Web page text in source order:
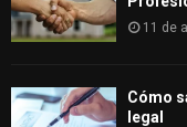
11 de
Cómo
legal